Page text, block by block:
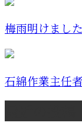
梅雨明けまし
石綿作業主任